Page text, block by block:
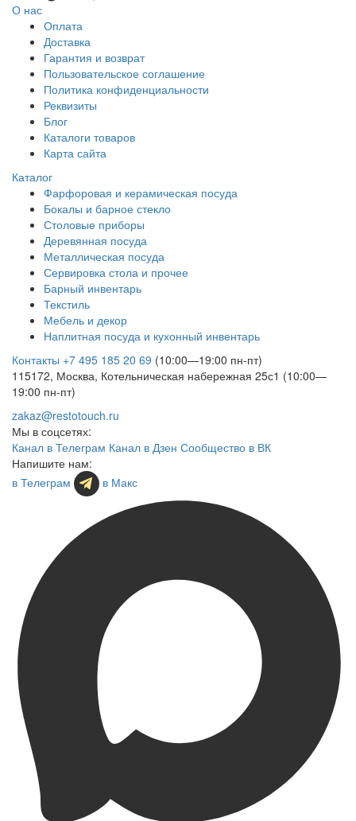
О нас
Оплата
Доставка
Гарантия и возврат
Пользовательское соглашение
Политика конфиденциальности
Реквизиты
Блог
Каталоги товаров
Карта сайта
Каталог
Фарфоровая и керамическая посуда
Бокалы и барное стекло
Столовые приборы
Деревянная посуда
Металлическая посуда
Сервировка стола и прочее
Барный инвентарь
Текстиль
Мебель и декор
Наплитная посуда и кухонный инвентарь
Контакты +7 495 185 20 69 (10:00—19:00 пн-пт)
115172, Москва, Котельническая набережная 25с1 (10:00—
19:00 пн-пт)
zakaz@restotouch.ru
Мы в соцсетях:
Канал в Телеграм Канал в Дзен Сообщество в ВК
Напишите нам:
в Телеграм
в Макс